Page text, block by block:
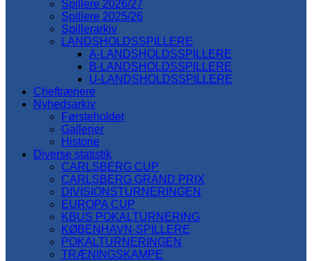
Spillere 2026/27
Spillere 2025/26
Spillerarkiv
LANDSHOLDSSPILLERE
A-LANDSHOLDSSPILLERE
B-LANDSHOLDSSPILLERE
U-LANDSHOLDSSPILLERE
Cheftrænere
Nyhedsarkiv
Førsteholdet
Gallerier
Historie
Diverse statistik
CARLSBERG CUP
CARLSBERG GRAND PRIX
DIVISIONSTURNERINGEN
EUROPA CUP
KBUS POKALTURNERING
KØBENHAVN-SPILLERE
POKALTURNERINGEN
TRÆNINGSKAMPE